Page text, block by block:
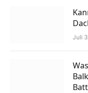
Juli